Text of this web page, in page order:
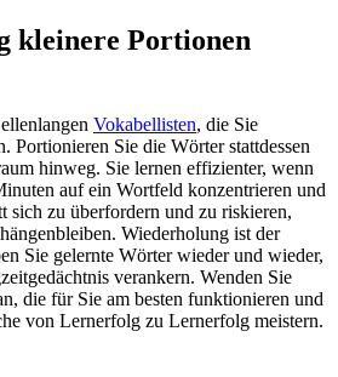
kleinere Portionen
Vokabellisten, die Sie
Portionieren Sie die Wörter stattdessen
hinweg. Sie lernen effizienter, wenn
auf ein Wortfeld konzentrieren und
sich zu überfordern und zu riskieren,
Wiederholung ist der
Sie gelernte Wörter wieder und wieder,
verankern. Wenden Sie
die für Sie am besten funktionieren und
von Lernerfolg zu Lernerfolg meistern.